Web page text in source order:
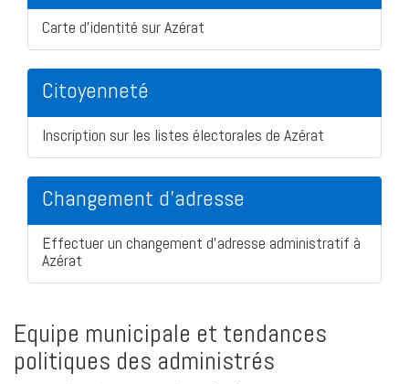
Carte d'identité sur Azérat
Citoyenneté
Inscription sur les listes électorales de Azérat
Changement d'adresse
Effectuer un changement d'adresse administratif à
Azérat
Equipe municipale et tendances
politiques des administrés